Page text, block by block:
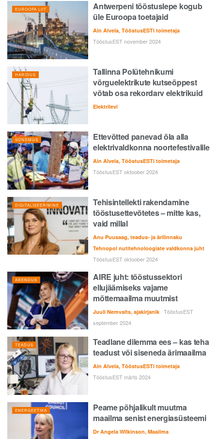
EUROOPA LIIT
Antwerpeni tööstuslepe kogub
üle Euroopa toetajaid
Ain Alvela, TööstusESTi toimetaja
TööstusEST november 2024
HARIDUS
Tallinna Polütehnikumi
võrguelektrikute kutseõppest
võtab osa rekordarv elektrikuid
Elektrilevi
SÜNDMUS
Ettevõtted panevad õla alla
elektrivaldkonna noortefestivalile
Ain Alvela, TööstusESTi toimetaja
TööstusEST oktoober 2024
DIGITALISEERIMINE
Tehisintellekti rakendamine
tööstusettevõtetes – mitte kas,
vaid millal
Anu Puusaag, teadus- ja ärilinnaku
Tehnopol nutitehnoloogiate valdkonna juht
TööstusEST oktoober 2024
ARENDUS
AIRE juht: tööstussektori
ellujäämiseks vajame
mõttemaailma muutmist
Juuli Nemvalts, ajakirjanik TööstusEST
september 2024
TEADUS
Teadlane dilemma ees – kas teha
teadust või siseneda ärimaailma
Ain Alvela, TööstusESTi toimetaja
TööstusEST märts 2024
ENERGEETIKA
Peame põhjalikult muutma
maailma senist energiasüsteemi
Dr Angela Wilkinson, Maailma